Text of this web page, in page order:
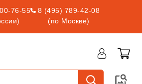
76-55
8 (495) 789-42-08
(по Москве)